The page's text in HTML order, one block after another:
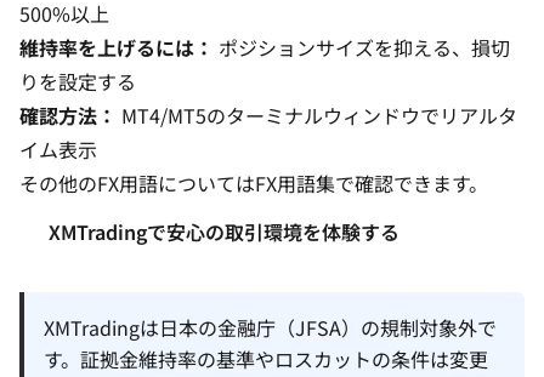
500%以上
維持率を上げるには： ポジションサイズを抑える、損切
りを設定する
確認方法： MT4/MT5のターミナルウィンドウでリアルタ
イム表示
その他のFX用語についてはFX用語集で確認できます。
XMTradingで安心の取引環境を体験する
XMTradingは日本の金融庁（JFSA）の規制対象外で
す。証拠金維持率の基準やロスカットの条件は変更